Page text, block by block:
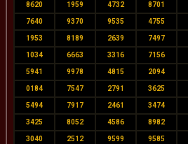
8620 1959 4732 8701
7640 9370 9535 4755
1953 8189 2639 7497
1034 6663 3316 7156
5941 9978 4815 2094
0184 7547 2791 3625
5494 7917 2461 3474
3425 8052 4586 8982
3040 2512 9599 9585